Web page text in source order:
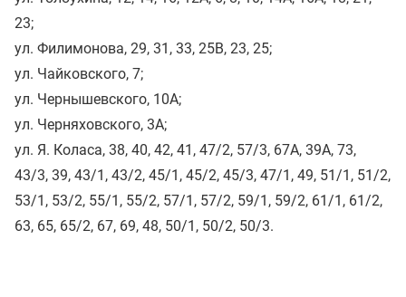
23;
ул. Филимонова, 29, 31, 33, 25В, 23, 25;
ул. Чайковского, 7;
ул. Чернышевского, 10А;
ул. Черняховского, 3А;
ул. Я. Коласа, 38, 40, 42, 41, 47/2, 57/3, 67А, 39А, 73,
43/3, 39, 43/1, 43/2, 45/1, 45/2, 45/3, 47/1, 49, 51/1, 51/2,
53/1, 53/2, 55/1, 55/2, 57/1, 57/2, 59/1, 59/2, 61/1, 61/2,
63, 65, 65/2, 67, 69, 48, 50/1, 50/2, 50/3.